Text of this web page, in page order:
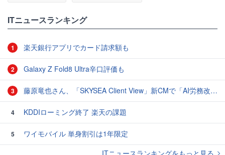
ITニュースランキング
1 楽天銀行アプリでカード請求額も
2 Galaxy Z Fold8 Ultra辛口評価も
3 藤原竜也さん、「SKYSEA Client View」新CMで「AI労務改善」をアピール 働き方をAIが分析したら「すぐに休んで」と言われる？
4 KDDIローミング終了 楽天の課題
5
ワイモバイル 単身割引は1年限定
ITニュースランキングをもっと見る